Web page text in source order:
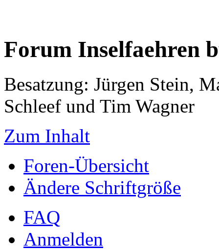
Forum Inselfaehren
Besatzung: Jürgen Stein,
Schleef und Tim Wagner
Zum Inhalt
Foren-Übersicht
Ändere Schriftgröße
FAQ
Anmelden